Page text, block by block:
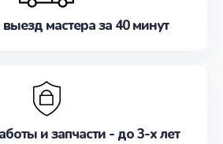
мастера за 40 минут
и запчасти - до 3-х лет